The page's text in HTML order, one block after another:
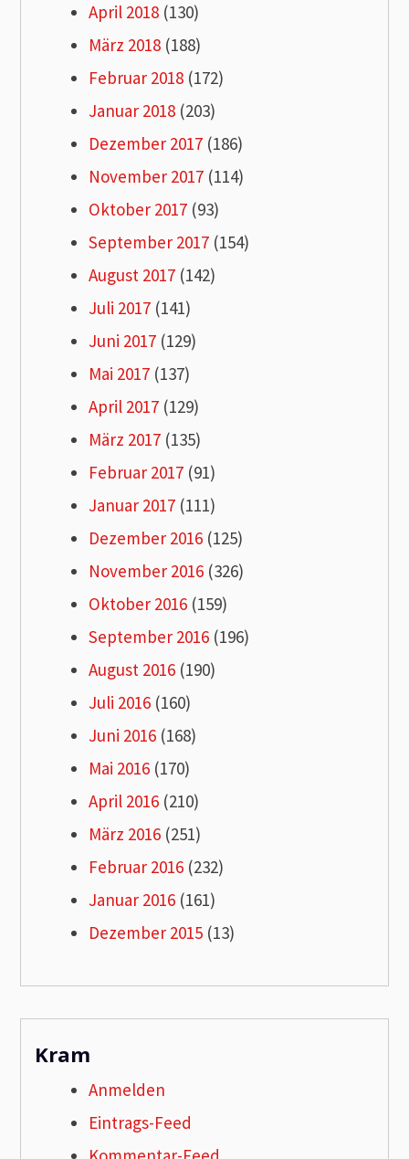
April 2018 (130)
März 2018 (188)
Februar 2018 (172)
Januar 2018 (203)
Dezember 2017 (186)
November 2017 (114)
Oktober 2017 (93)
September 2017 (154)
August 2017 (142)
Juli 2017 (141)
Juni 2017 (129)
Mai 2017 (137)
April 2017 (129)
März 2017 (135)
Februar 2017 (91)
Januar 2017 (111)
Dezember 2016 (125)
November 2016 (326)
Oktober 2016 (159)
September 2016 (196)
August 2016 (190)
Juli 2016 (160)
Juni 2016 (168)
Mai 2016 (170)
April 2016 (210)
März 2016 (251)
Februar 2016 (232)
Januar 2016 (161)
Dezember 2015 (13)
Kram
Anmelden
Eintrags-Feed